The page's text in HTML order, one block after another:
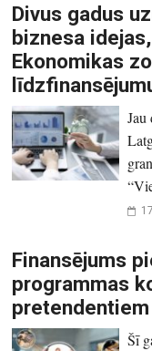
Divus gadus
biznesa
Ekonomikas
Jau
Finansējums
programmas
pretendentiem
Šī